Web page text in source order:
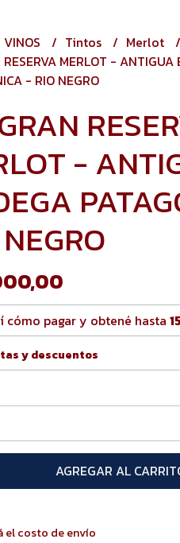
VINOS Tintos
Merlot
MERLOT - ANTIGUA
- RIO NEGRO
-
cómo pagar y obtené hasta
y descuentos
AGREGAR AL
el costo de envío